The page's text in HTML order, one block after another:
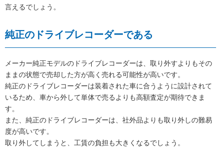
言えるでしょう。
純正のドライブレコーダーである
メーカー純正モデルのドライブレコーダーは、取り外すよりもその
ままの状態で売却した方が高く売れる可能性が高いです。
純正のドライブレコーダーは装着された車に合うように設計されて
いるため、車から外して単体で売るよりも高額査定が期待できま
す。
また、純正のドライブレコーダーは、社外品よりも取り外しの難易
度が高いです。
取り外してしまうと、工賃の負担も大きくなるでしょう。